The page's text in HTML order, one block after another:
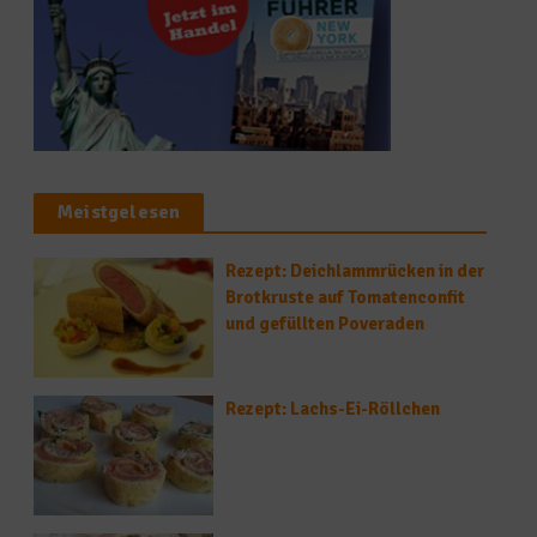
Meistgelesen
Rezept: Deichlammrücken in der
Brotkruste auf Tomatenconfit
und gefüllten Poveraden
Rezept: Lachs-Ei-Röllchen